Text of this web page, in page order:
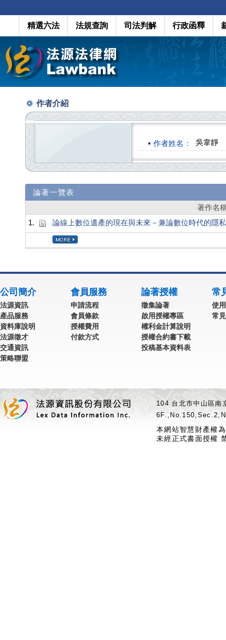
精選六法 法規查詢 司法判解 行政函釋
作者介紹
作者姓名： 吳韋靜
論著一覽表
著作名
1.
論線上數位遺產的現在與未來－兼論數位時代的隱
公司簡介
法源資訊
產品服務
資料庫說明
法源徵才
交通資訊
策略聯盟
會員服務
申請流程
會員條款
授權費用
付款方式
論著授權
徵集論著
啟用授權專區
權利金計算說明
授權合約書下載
投稿基本資料表
常
使
常
104 台北市中山區
本網站智慧財產權
未經正式書面授權